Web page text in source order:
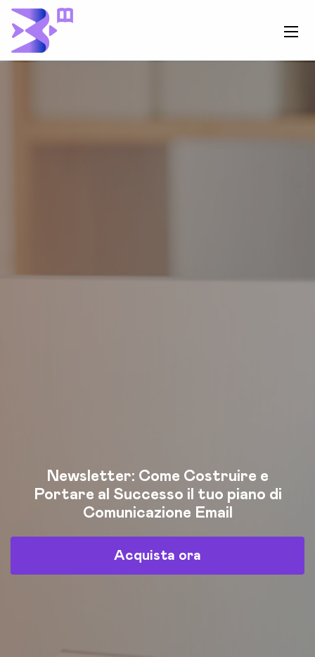
Newsletter: Come Costruire e
Portare al Successo il tuo piano di
Comunicazione Email
Acquista ora